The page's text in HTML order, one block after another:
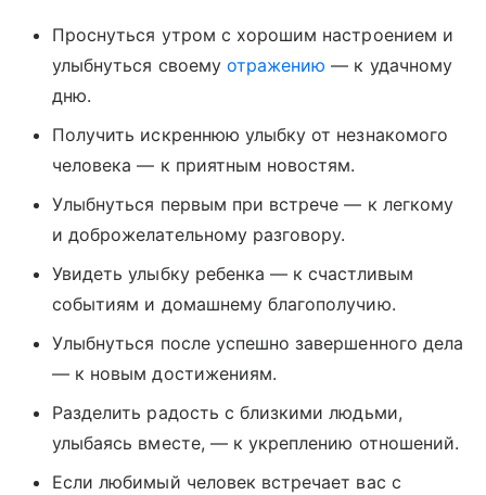
Проснуться утром с хорошим настроением и
улыбнуться своему отражению — к удачному
дню.
Получить искреннюю улыбку от незнакомого
человека — к приятным новостям.
Улыбнуться первым при встрече — к легкому
и доброжелательному разговору.
Увидеть улыбку ребенка — к счастливым
событиям и домашнему благополучию.
Улыбнуться после успешно завершенного дела
— к новым достижениям.
Разделить радость с близкими людьми,
улыбаясь вместе, — к укреплению отношений.
Если любимый человек встречает вас с